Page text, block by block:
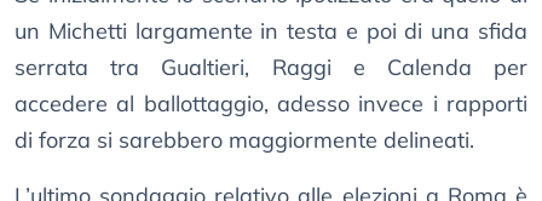
un Michetti largamente in testa e poi di una sfida
serrata tra Gualtieri, Raggi e Calenda per
accedere al ballottaggio, adesso invece i rapporti
di forza si sarebbero maggiormente delineati.